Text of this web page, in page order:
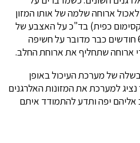
ארוחה שלמה של אותו המזון
כפית) בד"כ על האצבע של
ההורה ישירות לפה התינוק. מגיל 6 חודשים כבר מדובר על חשיפה
ארוחה שתחליף את ארוחת החלב.
של מערכת העיכול באופן
למערכת את המזונות האלרגנים
אליהם יפה ותדע להתמודד איתם